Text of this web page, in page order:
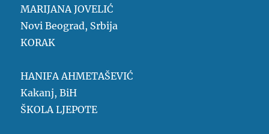
MARIJANA JOVELIĆ
Novi Beograd, Srbija
KORAK
HANIFA AHMETAŠEVIĆ
Kakanj, BiH
ŠKOLA LJEPOTE